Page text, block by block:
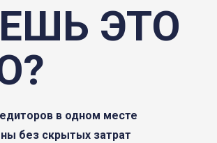
ЭТО
в одном месте
без скрытых затрат